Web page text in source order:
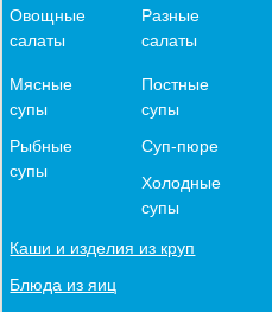
Овощные
салаты
Разные
салаты
Мясные
супы
Рыбные
супы
Постные
супы
Суп-пюре
Холодные
супы
Каши и изделия из круп
Блюда из яиц